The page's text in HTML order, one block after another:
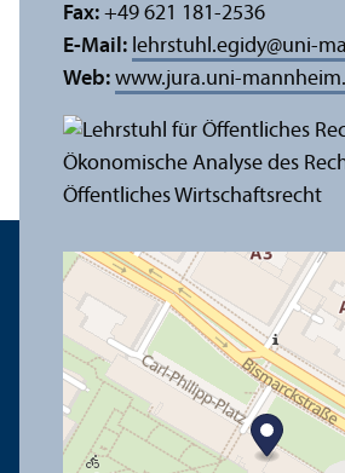
Fax: +49 621 181-2536
E-Mail: lehrstuhl.egidy@uni-
Web: www.jura.uni-